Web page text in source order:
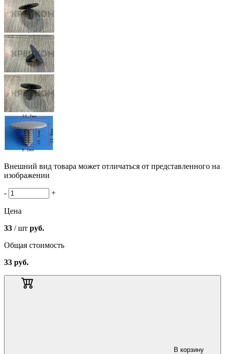
Внешний вид товара может отличаться от представленного на
изображении
- +
Цена
33 / шт руб.
Общая стоимость
33 руб.
В корзину